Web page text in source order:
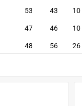
53 43 10
47 46 10
48 56 26